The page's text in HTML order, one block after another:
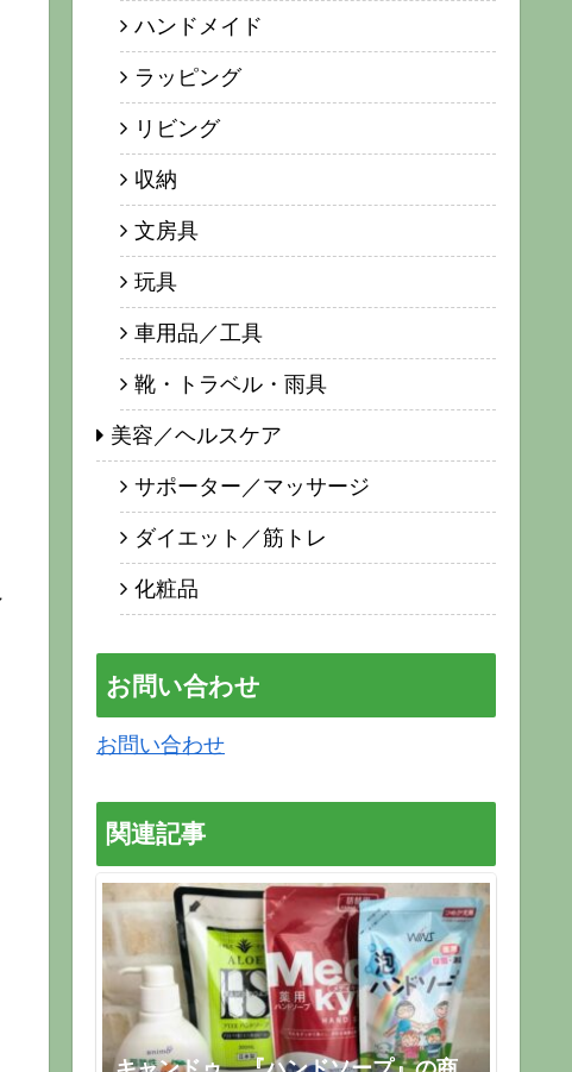
ハンドメイド
ラッピング
リビング
収納
文房具
玩具
車用品／工具
靴・トラベル・雨具
美容／ヘルスケア
サポーター／マッサージ
ダイエット／筋トレ
化粧品
お問い合わせ
お問い合わせ
関連記事